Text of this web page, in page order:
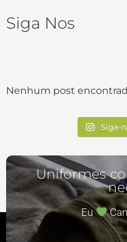
Siga Nos
Nenhum post
Siga-
Uniformes
Eu